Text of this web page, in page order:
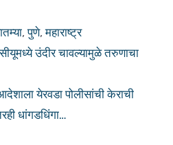
,पुणे,महाराष्ट्र
उंदीर चावल्यामुळे तरुणाचा
येरवडा पोलीसांची केराची
धांगडधिंगा…